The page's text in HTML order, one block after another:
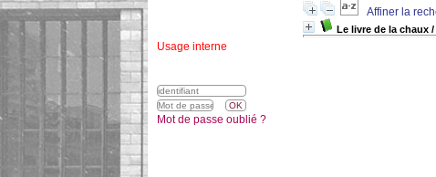
Affiner la
Le livre de la chaux /
Usage interne
Mot de passe oublié ?